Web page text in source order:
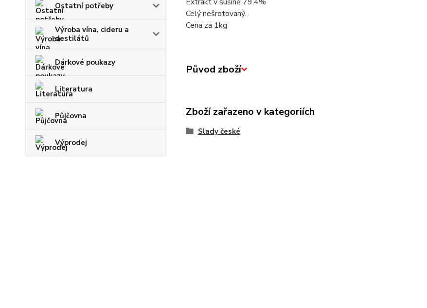
Ostatní potřeby
Výroba vína, cideru a
destilátů
Dárkové poukazy
Literatura
Půjčovna
Výprodej
Celý nešrotovaný.
Cena za 1kg
Původ zboží
Zboží zařazeno v kategoriích
Slady české